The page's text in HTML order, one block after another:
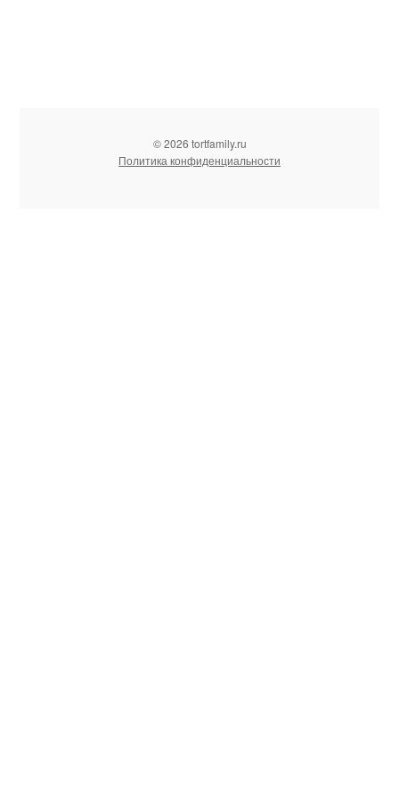
© 2026 tortfamily.ru
Политика конфиденциальности